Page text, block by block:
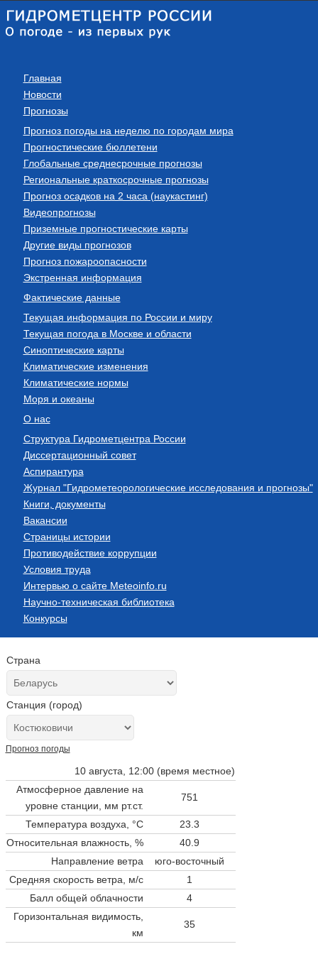
Главная
Новости
Прогнозы
Прогноз погоды на неделю по городам мира
Прогностические бюллетени
Глобальные среднесрочные прогнозы
Региональные краткосрочные прогнозы
Прогноз осадков на 2 часа (наукастинг)
Видеопрогнозы
Приземные прогностические карты
Другие виды прогнозов
Прогноз пожароопасности
Экстренная информация
Фактические данные
Текущая информация по России и миру
Текущая погода в Москве и области
Синоптические карты
Климатические изменения
Климатические нормы
Моря и океаны
О нас
Структура Гидрометцентра России
Диссертационный совет
Аспирантура
Журнал "Гидрометеорологические исследования и прогнозы"
Книги, документы
Вакансии
Страницы истории
Противодействие коррупции
Условия труда
Интервью о сайте Meteoinfo.ru
Научно-техническая библиотека
Конкурсы
Страна
Станция (город)
Прогноз погоды
10 августа, 12:00 (время местное)
Атмосферное давление на
уровне станции, мм рт.ст.
751
Температура воздуха, °C
23.3
Относительная влажность, %
40.9
Направление ветра
юго-восточный
Средняя скорость ветра, м/с
1
Балл общей облачности
4
Горизонтальная видимость,
км
35